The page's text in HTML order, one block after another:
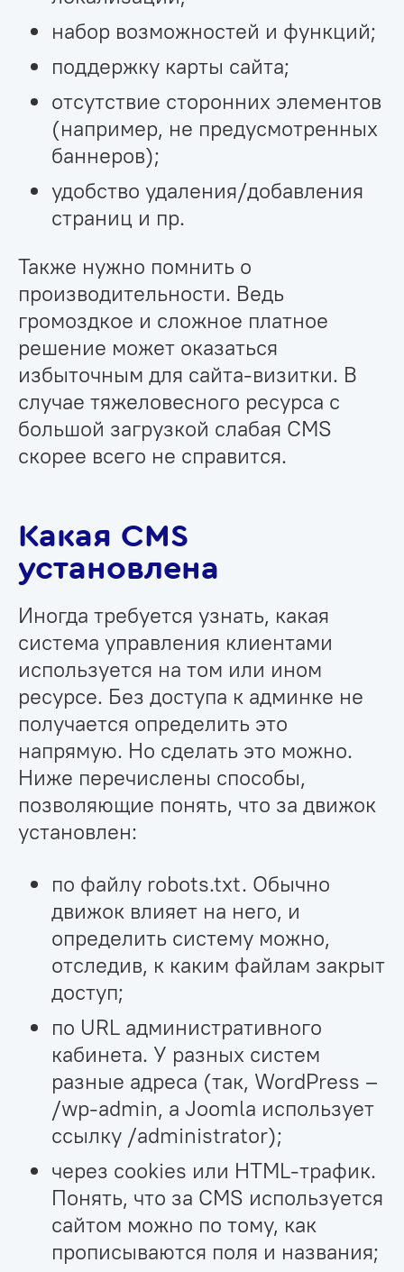
набор возможностей и функций;
поддержку карты сайта;
отсутствие сторонних элементов
(например, не предусмотренных
баннеров);
удобство удаления/добавления
страниц и пр.
Также нужно помнить о
производительности. Ведь
громоздкое и сложное платное
решение может оказаться
избыточным для сайта-визитки. В
случае тяжеловесного ресурса с
большой загрузкой слабая CMS
скорее всего не справится.
Какая CMS
установлена
Иногда требуется узнать, какая
система управления клиентами
используется на том или ином
ресурсе. Без доступа к админке не
получается определить это
напрямую. Но сделать это можно.
Ниже перечислены способы,
позволяющие понять, что за движок
установлен:
по файлу robots.txt. Обычно
движок влияет на него, и
определить систему можно,
отследив, к каким файлам закрыт
доступ;
по URL административного
кабинета. У разных систем
разные адреса (так, WordPress –
/wp-admin, а Joomla использует
ссылку /administrator);
через cookies или HTML-трафик.
Понять, что за CMS используется
сайтом можно по тому, как
прописываются поля и названия;